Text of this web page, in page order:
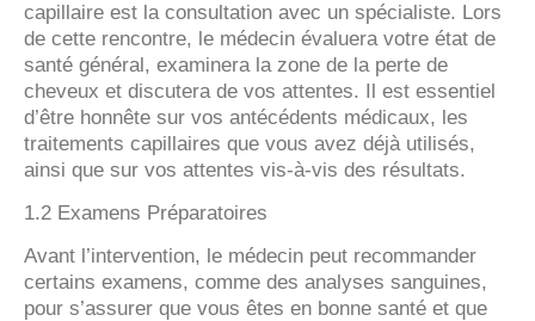
capillaire est la consultation avec un spécialiste. Lors
de cette rencontre, le médecin évaluera votre état de
santé général, examinera la zone de la perte de
cheveux et discutera de vos attentes. Il est essentiel
d’être honnête sur vos antécédents médicaux, les
traitements capillaires que vous avez déjà utilisés,
ainsi que sur vos attentes vis-à-vis des résultats.
1.2 Examens Préparatoires
Avant l’intervention, le médecin peut recommander
certains examens, comme des analyses sanguines,
pour s’assurer que vous êtes en bonne santé et que